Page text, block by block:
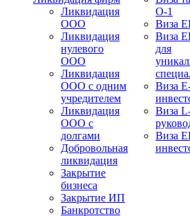
Ликвидация
ООО
Ликвидация
нулевого
ООО
Ликвидация
ООО с одним
учредителем
Ликвидация
ООО с
долгами
Добровольная
ликвидация
Закрытие
бизнеса
Закрытие ИП
Банкротство
О-1
Виза
Виза
для
Виза
Виза
Виза